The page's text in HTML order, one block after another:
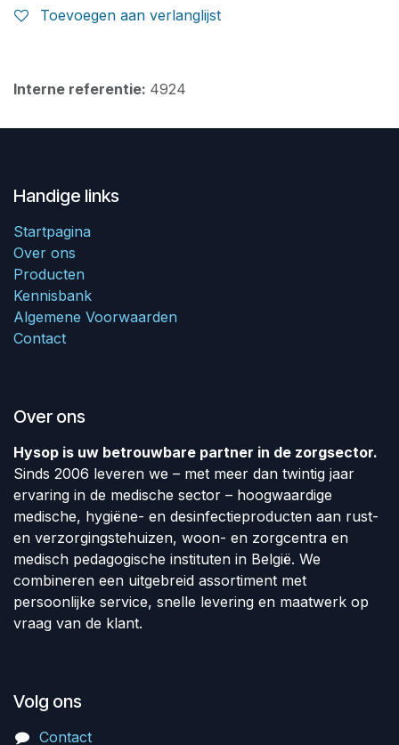
Toevoegen aan verlanglijst
Interne referentie: 4924
Handige links
Startpagina
Over ons
Producten
Kennisbank
Algemene Voorwaarden
Contact
Over ons
Hysop is uw betrouwbare partner in de zorgsector.
Sinds 2006 leveren we – met meer dan twintig jaar
ervaring in de medische sector – hoogwaardige
medische, hygiëne- en desinfectieproducten aan rust-
en verzorgingstehuizen, woon- en zorgcentra en
medisch pedagogische instituten in België. We
combineren een uitgebreid assortiment met
persoonlijke service, snelle levering en maatwerk op
vraag van de klant.
Volg ons
Contact